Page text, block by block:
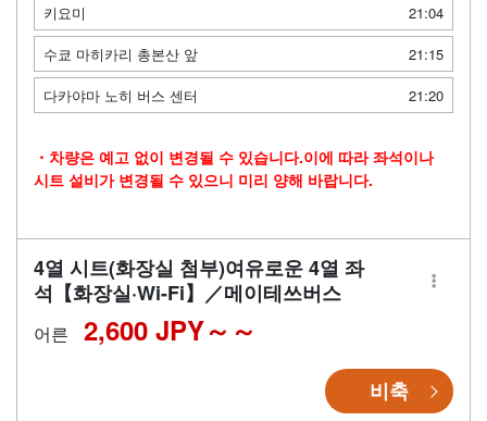
키요미
21:04
수쿄 마히카리 총본산 앞
21:15
다카야마 노히 버스 센터
21:20
・차량은 예고 없이 변경될 수 있습니다.이에 따라 좌석이나
시트 설비가 변경될 수 있으니 미리 양해 바랍니다.
4열 시트(화장실 첨부)여유로운 4열 좌
석【화장실·Wi-Fi】／메이테쓰버스
어른 2,600 JPY～
비축